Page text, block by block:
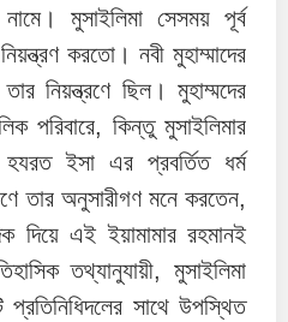
মুসাইলিমা সেসময় পূর্ব
করতো। নবী মুহাম্মাদের
নিয়ন্ত্রণে ছিল। মুহাম্মদের
পরিবারে, কিন্তু মুসাইলিমার
হযরত ইসা এর প্রবর্তিত ধর্ম
তার অনুসারীগণ মনে করতেন,
দিয়ে এই ইয়ামামার রহমানই
তথ্যানুযায়ী, মুসাইলিমা
সাথে উপস্থিত